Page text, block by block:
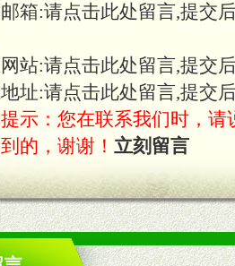
各大知名网站
响力。
实际情况提供
作及支持
市场协助制定
箱:请点击此处留言,提交
站:请点击此处留言,提交
址:请点击此处留言,提交
示：您在联系我们时，请
的，谢谢！ 立刻留言